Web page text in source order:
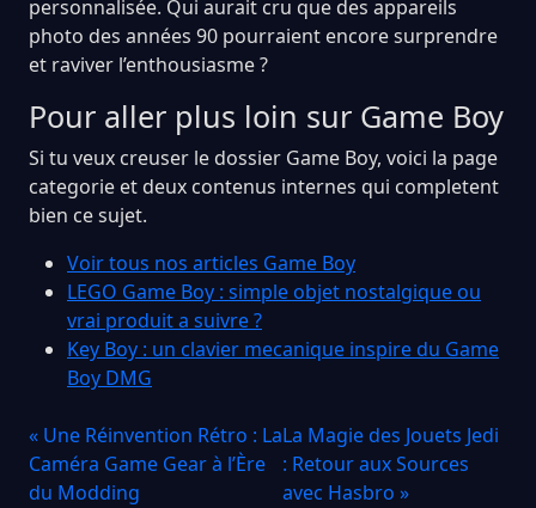
personnalisée. Qui aurait cru que des appareils
photo des années 90 pourraient encore surprendre
et raviver l’enthousiasme ?
Pour aller plus loin sur Game Boy
Si tu veux creuser le dossier Game Boy, voici la page
categorie et deux contenus internes qui completent
bien ce sujet.
Voir tous nos articles Game Boy
LEGO Game Boy : simple objet nostalgique ou
vrai produit a suivre ?
Key Boy : un clavier mecanique inspire du Game
Boy DMG
« Une Réinvention Rétro : La
Caméra Game Gear à l’Ère
du Modding
La Magie des Jouets Jedi
: Retour aux Sources
avec Hasbro »